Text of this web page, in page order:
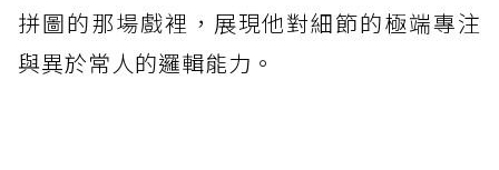
拼圖的那場戲裡，展現他對細節的極端專注
與異於常人的邏輯能力。